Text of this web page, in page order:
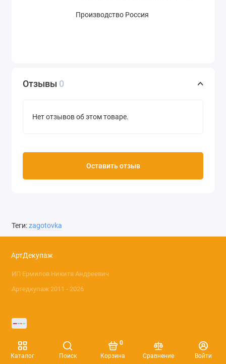
Каталог Поиск Корзина
0
Сравнение
Войти
Производство Россия
Отзывы 0
Нет отзывов об этом товаре.
Оставить отзыв
Теги:zagotovka
АртДекупаж
ИП Ермилов Никита Андреевич
Артедкупаж 2011 - 2026